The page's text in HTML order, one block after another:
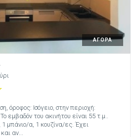
ΑΓΟΡΑ
όροφος: Ισόγειο, στην περιοχή:
εμβαδόν του ακινήτου είναι 55 τ.μ..
μπάνιο/α, 1 κουζίνα/ες. Έχει
αν...